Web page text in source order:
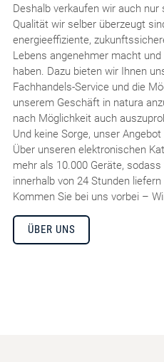
Deshalb verkaufen wir auch nur
Qualität wir selber überzeugt
energieeffiziente,
Lebens angenehmer macht
haben. Dazu bieten wir Ihnen
Fachhandels-Service und die
unserem Geschäft in natura
nach Möglichkeit auch
Und keine Sorge, unser
Über unseren elektronischen
mehr als 10.000 Geräte,
innerhalb von 24 Stunden liefern
Kommen Sie bei uns vorbei –
ÜBER UNS